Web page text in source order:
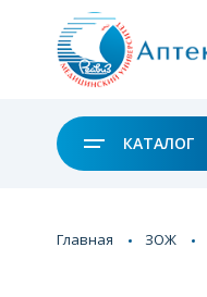
КАТАЛОГ
Главная ЗОЖ